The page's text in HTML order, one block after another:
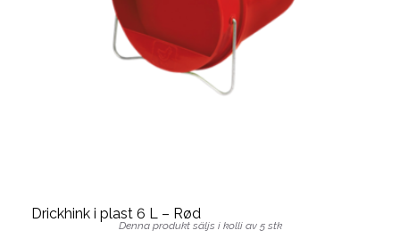
Drickhink i plast 6 L – Rød
Denna produkt säljs i kolli av 5 stk